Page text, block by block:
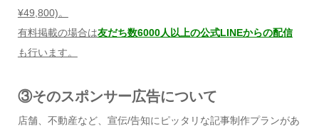
¥49,800)。
有料掲載の場合は友だち数6000人以上の公式LINEからの配信
も行います。
③そのスポンサー広告について
店舗、不動産など、宣伝/告知にピッタリな記事制作プランがあ